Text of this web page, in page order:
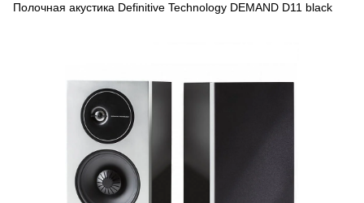
Полочная акустика Definitive Technology DEMAND D11 black